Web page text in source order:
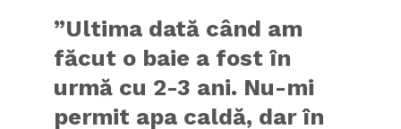
”Ultima dată când am
făcut o baie a fost în
urmă cu 2-3 ani. Nu-mi
permit apa caldă, dar în